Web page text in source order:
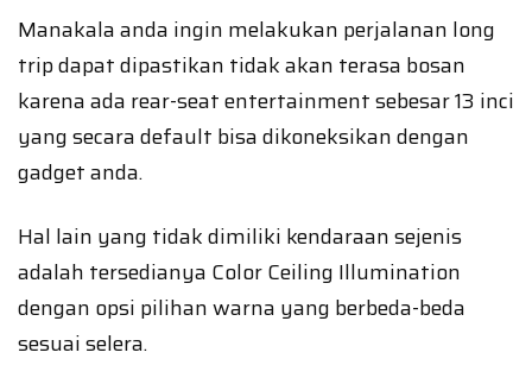
Manakala anda ingin melakukan perjalanan long
trip dapat dipastikan tidak akan terasa bosan
karena ada rear-seat entertainment sebesar 13 inci
yang secara default bisa dikoneksikan dengan
gadget anda.
Hal lain yang tidak dimiliki kendaraan sejenis
adalah tersedianya Color Ceiling Illumination
dengan opsi pilihan warna yang berbeda-beda
sesuai selera.